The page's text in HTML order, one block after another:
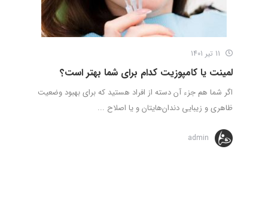
لمینت یا کامپوزیت کدام برای شما بهتر است؟
اگر شما هم جزء آن دسته از افراد هستید که برای بهبود وضعیت
ظاهری و زیبایی دندان‌هایتان و یا اصلاح ...
admin